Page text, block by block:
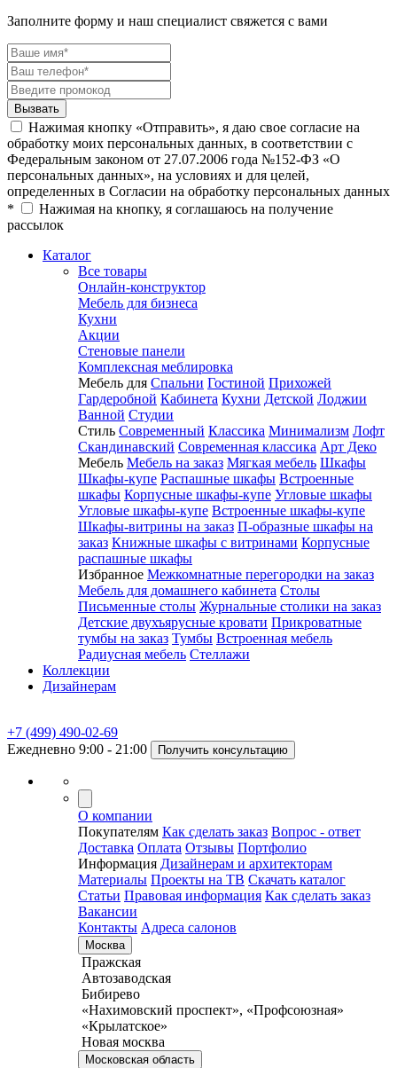
Заполните форму и наш специалист свяжется с вами
Нажимая кнопку «Отправить», я даю свое согласие на
обработку моих персональных данных, в соответствии с
Федеральным законом от 27.07.2006 года №152-ФЗ «О
персональных данных», на условиях и для целей,
определенных в Согласии на обработку персональных данных
*
Нажимая на кнопку, я соглашаюсь на получение
рассылок
Каталог
Все товары
Онлайн-конструктор
Мебель для бизнеса
Кухни
Акции
Стеновые панели
Комплексная меблировка
Мебель для Спальни Гостиной Прихожей
Гардеробной Кабинета Кухни Детской Лоджии
Ванной Студии
Стиль Современный Классика Минимализм Лофт
Скандинавский Современная классика Арт Деко
Мебель Мебель на заказ Мягкая мебель Шкафы
Шкафы-купе Распашные шкафы Встроенные
шкафы Корпусные шкафы-купе Угловые шкафы
Угловые шкафы-купе Встроенные шкафы-купе
Шкафы-витрины на заказ П-образные шкафы на
заказ Книжные шкафы с витринами Корпусные
распашные шкафы
Избранное Межкомнатные перегородки на заказ
Мебель для домашнего кабинета Столы
Письменные столы Журнальные столики на заказ
Детские двухъярусные кровати Прикроватные
тумбы на заказ Тумбы Встроенная мебель
Радиусная мебель Стеллажи
Коллекции
Дизайнерам
+7 (499) 490-02-69
Ежедневно 9:00 - 21:00
Получить консультацию
О компании
Покупателям Как сделать заказ Вопрос - ответ
Доставка Оплата Отзывы Портфолио
Информация Дизайнерам и архитекторам
Материалы Проекты на ТВ Скачать каталог
Статьи Правовая информация Как сделать заказ
Вакансии
Контакты Адреса салонов
Москва
Пражская
Автозаводская
Бибирево
«Нахимовский проспект», «Профсоюзная»
«Крылатское»
Новая москва
Московская область